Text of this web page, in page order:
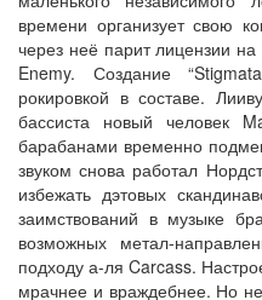
времени организует свою
через неё парит лицензии
Enemy. Создание
рокировкой в составе.
бассиста новый человек
барабанами временно
звуком снова работал
избежать дэтовых
заимствований в музыке
возможных метал-
подходу а-ля Carcass.
мрачнее и враждебнее. Но